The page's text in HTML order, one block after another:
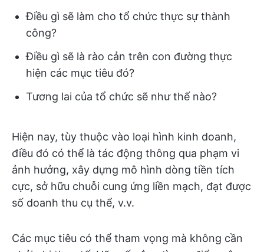
Điều gì sẽ làm cho tổ chức thực sự thành
công?
Điều gì sẽ là rào cản trên con đường thực
hiện các mục tiêu đó?
Tương lai của tổ chức sẽ như thế nào?
Hiện nay, tùy thuộc vào loại hình kinh doanh,
điều đó có thể là tác động thông qua phạm vi
ảnh hưởng, xây dựng mô hình dòng tiền tích
cực, sở hữu chuỗi cung ứng liền mạch, đạt được
số doanh thu cụ thể, v.v.
Các mục tiêu có thể tham vọng mà không cần